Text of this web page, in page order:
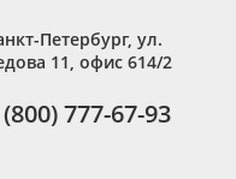
Петербург, ул.
11, офис 614/2
777-67-93